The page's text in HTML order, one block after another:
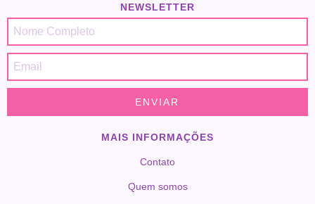
NEWSLETTER
MAIS INFORMAÇÕES
Contato
Quem somos